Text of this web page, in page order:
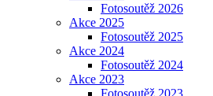
Fotosoutěž 2026
Akce 2025
Fotosoutěž 2025
Akce 2024
Fotosoutěž 2024
Akce 2023
Fotosoutěž 2023